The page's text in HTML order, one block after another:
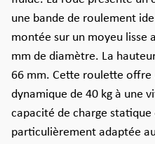
une bande de roulement
montée sur un moyeu lisse
mm de diamètre. La
66 mm. Cette roulette offre
dynamique de 40 kg à une
capacité de charge statique
particulièrement adaptée